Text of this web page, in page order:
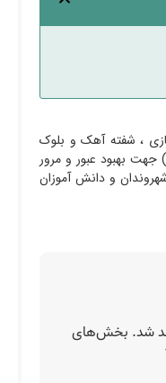
، شفته آهک و بلوک
جهت بهبود عبور و مرور
و دانش آموزان
شد. بخش‌های